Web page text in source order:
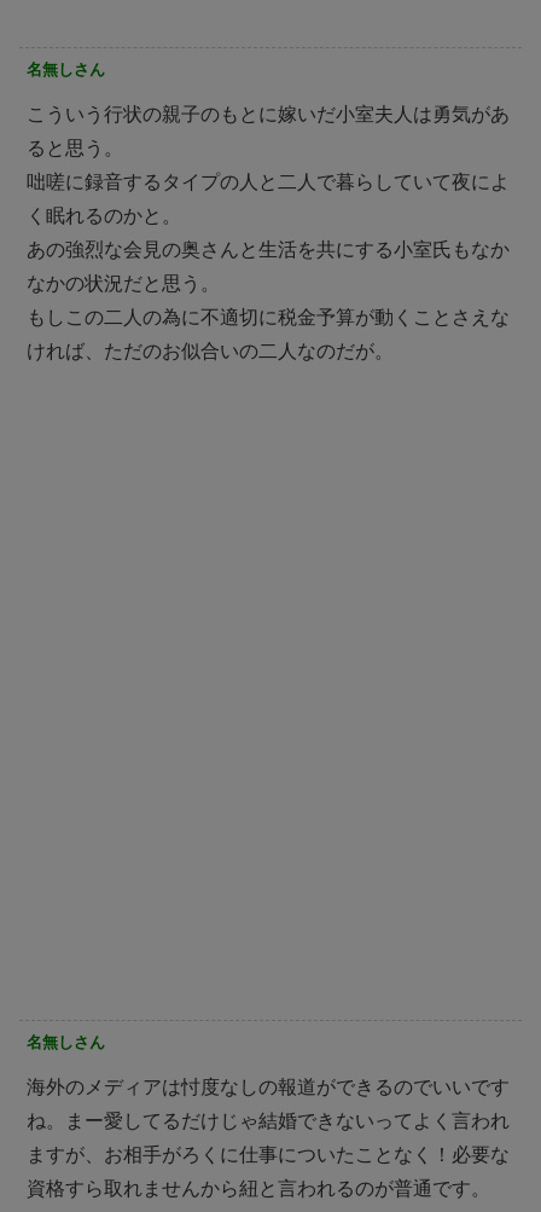
名無しさん
こういう行状の親子のもとに嫁いだ小室夫人は勇気があ
ると思う。
咄嗟に録音するタイプの人と二人で暮らしていて夜によ
く眠れるのかと。
あの強烈な会見の奥さんと生活を共にする小室氏もなか
なかの状況だと思う。
もしこの二人の為に不適切に税金予算が動くことさえな
ければ、ただのお似合いの二人なのだが。
名無しさん
海外のメディアは忖度なしの報道ができるのでいいです
ね。まー愛してるだけじゃ結婚できないってよく言われ
ますが、お相手がろくに仕事についたことなく！必要な
資格すら取れませんから紐と言われるのが普通です。